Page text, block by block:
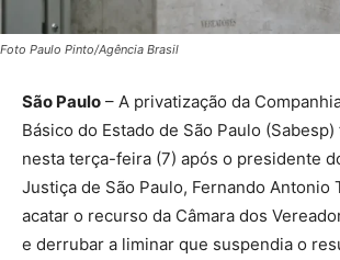
Foto Paulo Pinto/Agência Brasil
São Paulo – A privatização da
Básico do Estado de São Paulo
nesta terça-feira (7) após o presidente
Justiça de São Paulo, Fernando Antonio
acatar o recurso da Câmara dos
e derrubar a liminar que suspendia o